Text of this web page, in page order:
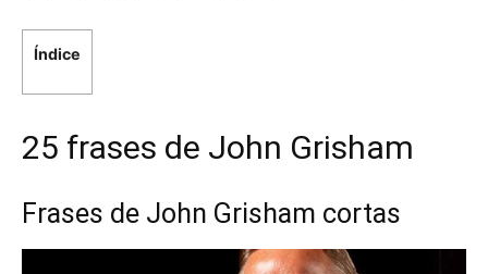
Índice
25 frases de John Grisham
Frases de John Grisham cortas